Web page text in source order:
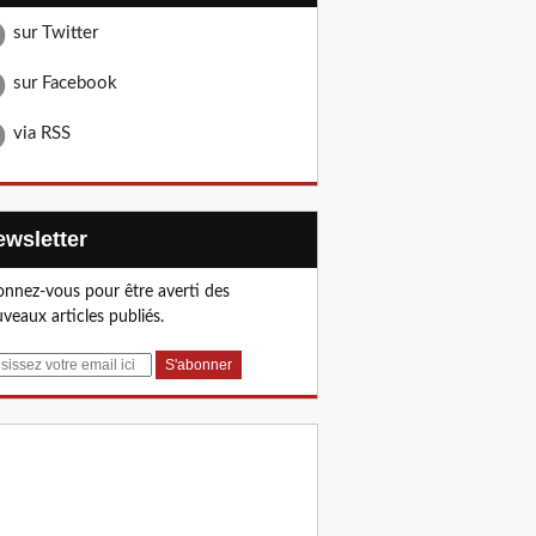
sur Twitter
sur Facebook
via RSS
vous pour être averti des
articles publiés.